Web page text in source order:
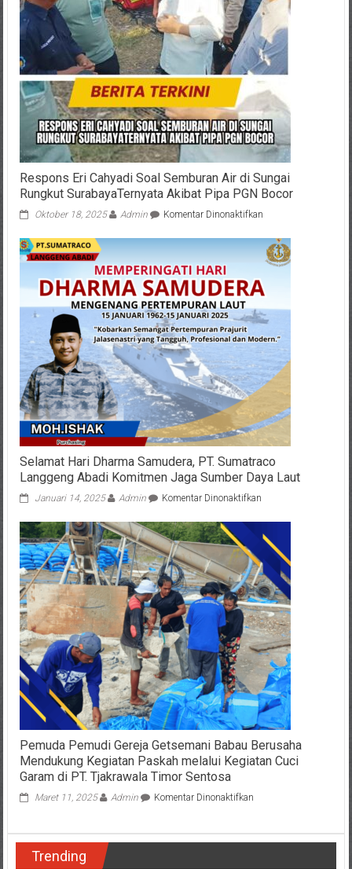
Respons Eri Cahyadi Soal Semburan Air di Sungai
Rungkut SurabayaTernyata Akibat Pipa PGN Bocor
Oktober 18, 2025 Admin Komentar Dinonaktifkanpada
Eri
Cahyadi
Soal
Semburan
Air
di
Sungai
Rungkut
Akibat
Pipa
Bocor
Selamat Hari Dharma Samudera, PT. Sumatraco
Langgeng Abadi Komitmen Jaga Sumber Daya Laut
Januari 14, 2025 Admin Komentar Dinonaktifkanpada
Hari
Dharma
Samudera,
PT.
Sumatraco
Langgeng
Abadi
Komitmen
Jaga
Sumber
Daya
Laut
Pemuda Pemudi Gereja Getsemani Babau Berusaha
Mendukung Kegiatan Paskah melalui Kegiatan Cuci
Garam di PT. Tjakrawala Timor Sentosa
Maret 11, 2025 Admin Komentar Dinonaktifkanpada
Trending